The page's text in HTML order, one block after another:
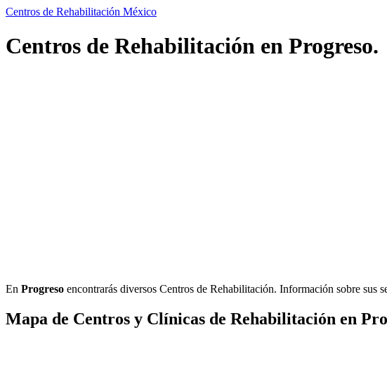
Centros de Rehabilitación México
Centros de Rehabilitación en Progreso.
En Progreso encontrarás diversos Centros de Rehabilitación. Información sobre sus
Mapa de Centros y Clínicas de Rehabilitación en